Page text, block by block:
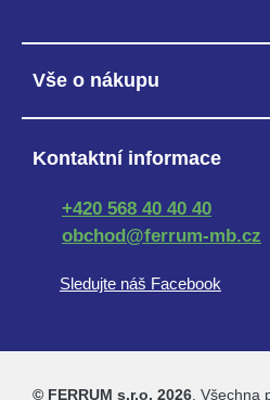
Vše o nákupu
Kontaktní informace
+420 568 40 40 40
obchod@ferrum-mb.cz
Sledujte náš Facebook
© FERRUM s.r.o. 2026. Všechna